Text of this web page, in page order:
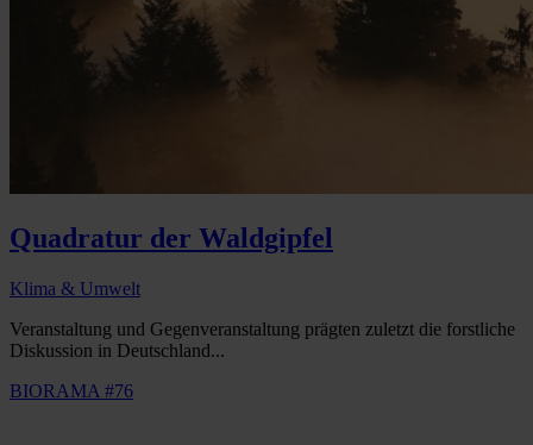
Quadratur der Waldgipfel
Klima & Umwelt
Veranstaltung und Gegenveranstaltung prägten zuletzt die forstliche
Diskussion in Deutschland...
BIORAMA #76